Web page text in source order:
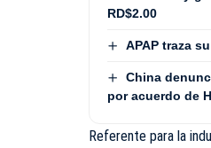
RD$2.00
APAP traza
China
por acuerdo de
Referente para la